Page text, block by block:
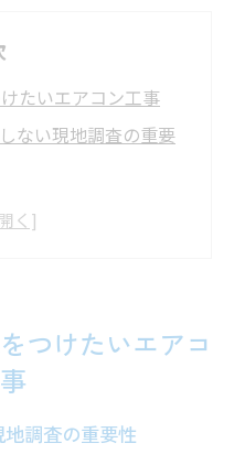
たいエアコン工事
ない現地調査の重要
ートの注意点を解説
めの重要ポイント
敗事例と対策法
としポイントに注意
つけたいエアコ
調査の重要性